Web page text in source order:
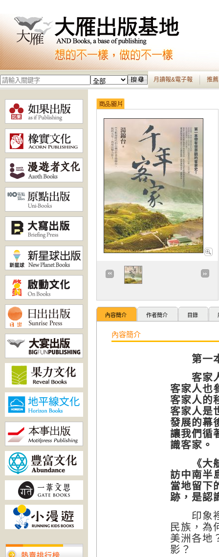
月讀報&電子報 推
熱賣排行榜
內容簡介 作者簡介 目錄
內容簡介
第一
客家
客家人也
客家人的
客家人是
發展的幕
讓我們循
識客家。
《大航
訪中南半
當地留下
跡，是認
印象裡
民族，為
美洲各地
影？